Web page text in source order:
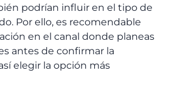
podrían influir en el tipo de
Por ello, es recomendable
en el canal donde planeas
antes de confirmar la
elegir la opción más